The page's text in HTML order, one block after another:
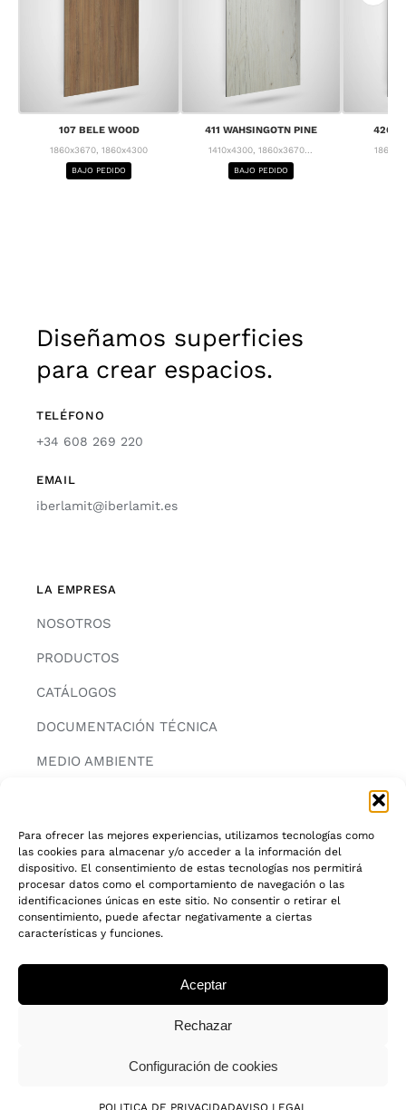
Para ofrecer las mejores experiencias, utilizamos tecnologías como
las cookies para almacenar y/o acceder a la información del
dispositivo. El consentimiento de estas tecnologías nos permitirá
procesar datos como el comportamiento de navegación o las
identificaciones únicas en este sitio. No consentir o retirar el
consentimiento, puede afectar negativamente a ciertas
características y funciones.
Aceptar
Rechazar
Configuración de cookies
POLITICA DE PRIVACIDADAVISO LEGAL
107 BELE WOOD
1860x3670, 1860x4300
BAJO PEDIDO
411 WAHSINGOTN PINE
1410x4300, 1860x3670...
BAJO PEDIDO
426
Diseñamos superficies
para crear espacios.
TELÉFONO
+34 608 269 220
EMAIL
iberlamit@iberlamit.es
LA EMPRESA
NOSOTROS
PRODUCTOS
CATÁLOGOS
DOCUMENTACIÓN TÉCNICA
MEDIO AMBIENTE
INFORMACIÓN
AVISO LEGAL
POLITICA DE PRIVACIDAD
CADENA DE CUSTODIA FSC®